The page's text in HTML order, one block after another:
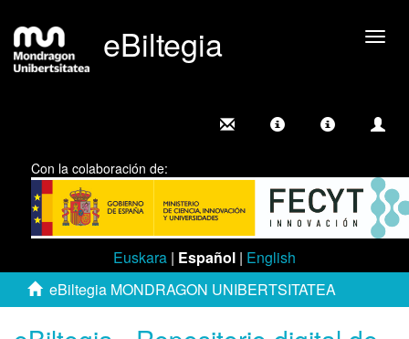
eBiltegia
Con la colaboración de:
Euskara | Español | English
eBiltegia MONDRAGON UNIBERTSITATEA